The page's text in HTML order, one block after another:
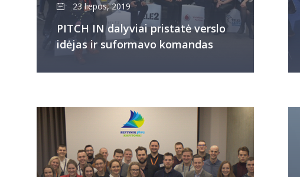
23 liepos, 2019
PITCH IN dalyviai pristatė verslo
idėjas ir suformavo komandas